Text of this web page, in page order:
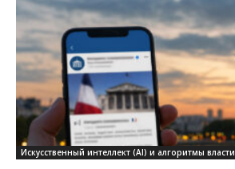
Искусственный интеллект (AI) и алгоритмы власти